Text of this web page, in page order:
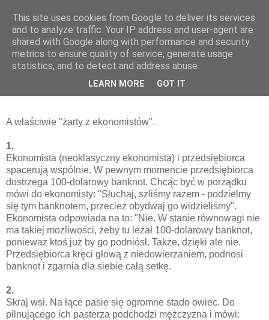
Ekonomia w przykładach
16 maja 2013
Żarty ekonomiczne
A właściwie "żarty z ekonomistów".
1.
Ekonomista (neoklasyczny ekonomista) i przedsiębiorca
spacerują wspólnie. W pewnym momencie przedsiębiorca
dostrzega 100-dolarowy banknot. Chcąc być w porządku
mówi do ekonomisty: "Słuchaj, szliśmy razem - podzielmy
się tym banknotem, przecież obydwaj go widzieliśmy".
Ekonomista odpowiada na to: "Nie. W stanie równowagi nie
ma takiej możliwości, żeby tu leżał 100-dolarowy banknot,
ponieważ ktoś już by go podniósł. Także, dzięki ale nie.
Przedsiębiorca kręci głową z niedowierzaniem, podnosi
banknot i zgarnia dla siebie całą setkę.
2.
Skraj wsi. Na łące pasie się ogromne stado owiec. Do
pilnującego ich pasterza podchodzi mężczyzna i mówi:
This site uses cookies from Google to deliver its services
and to analyze traffic. Your IP address and user-agent are
shared with Google along with performance and security
metrics to ensure quality of service, generate usage
statistics, and to detect and address abuse.
LEARN MORE GOT IT